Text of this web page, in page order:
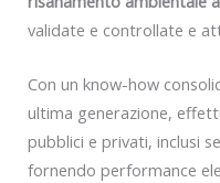
validate e controllate e
Con un know-how
ultima generazione,
pubblici e privati, inclusi
fornendo performance